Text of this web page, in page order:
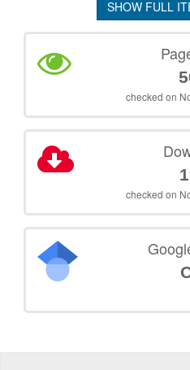
SHOW FULL
checked on
checked on